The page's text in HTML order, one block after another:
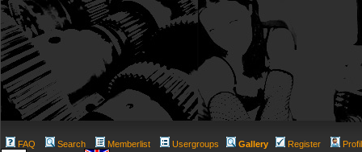
FAQ Search Memberlist Usergroups Gallery Register